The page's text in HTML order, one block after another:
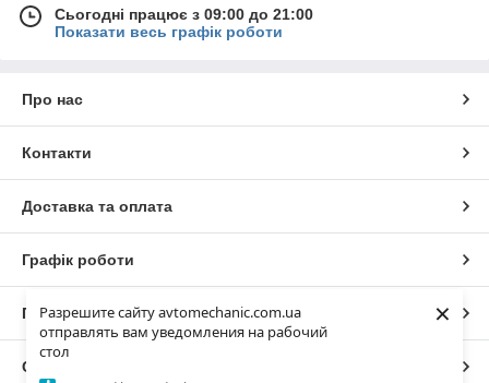
Разрешите сайту avtomechanic.com.ua
отправлять вам уведомления на рабочий
стол
×
Сьогодні працює з 09:00 до 21:00
Показати весь графік роботи
Про нас
Контакти
Доставка та оплата
Графік роботи
Повна версія сайту
Сайт створено на маркетплейсі